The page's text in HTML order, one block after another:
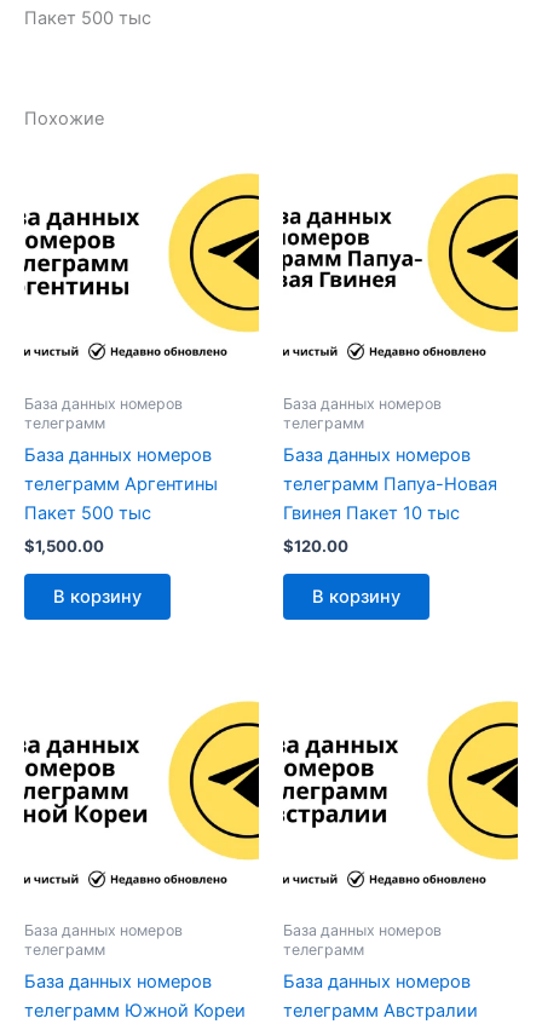
Пакет 500 тыс
Похожие
База данных номеров
телеграмм
База данных номеров
телеграмм Аргентины
Пакет 500 тыс
$1,500.00
В корзину
База данных номеров
телеграмм
База данных номеров
телеграмм Папуа-Новая
Гвинея Пакет 10 тыс
$120.00
В корзину
База данных номеров
телеграмм
База данных номеров
телеграмм Южной Кореи
База данных номеров
телеграмм
База данных номеров
телеграмм Австралии